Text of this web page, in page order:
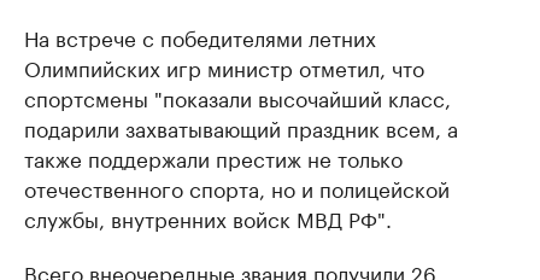
На встрече с победителями летних
Олимпийских игр министр отметил, что
спортсмены "показали высочайший класс,
подарили захватывающий праздник всем, а
также поддержали престиж не только
отечественного спорта, но и полицейской
службы, внутренних войск МВД РФ".
Всего внеочередные звания получили 26